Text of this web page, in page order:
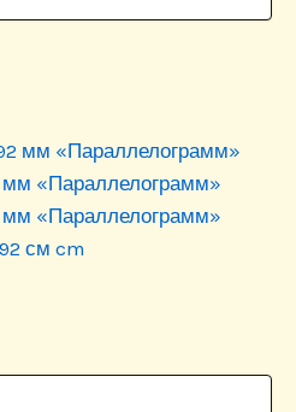
мм «Параллелограмм»
мм «Параллелограмм»
см cm